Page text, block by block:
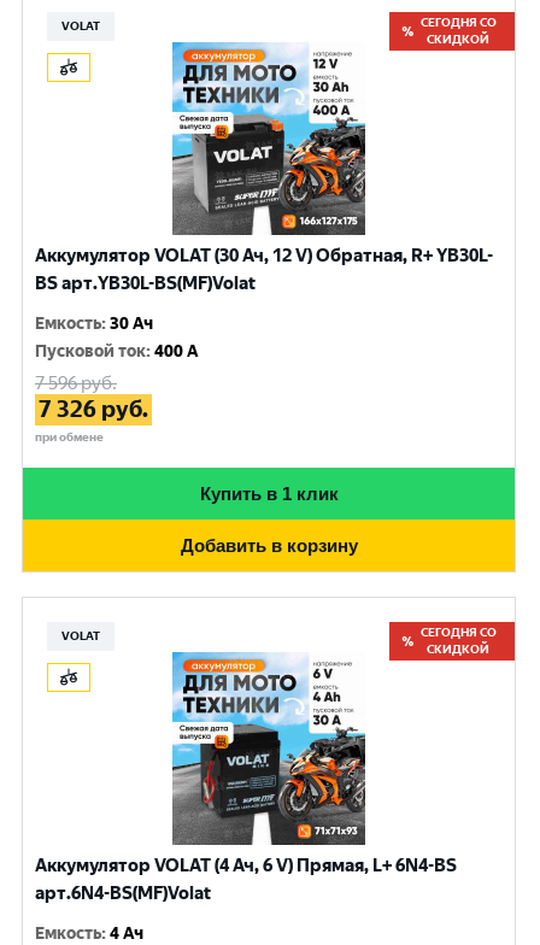
VOLAT
СЕГОДНЯ СО
СКИДКОЙ
Аккумулятор VOLAT (30 Ач, 12 V) Обратная, R+ YB30L-
BS арт.YB30L-BS(MF)Volat
Емкость:30 Ач
Пусковой ток:400 A
7 596руб.
7 326 руб.
при обмене
Купить в 1 клик
Добавить в корзину
VOLAT
СЕГОДНЯ СО
СКИДКОЙ
Аккумулятор VOLAT (4 Ач, 6 V) Прямая, L+ 6N4-BS
арт.6N4-BS(MF)Volat
Емкость:4 Ач